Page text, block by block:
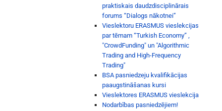
praktiskais daudzdisciplinārais
forums “Dialogs nākotnei”
Vieslektoru ERASMUS vieslekcijas
par tēmam “Turkish Economy” ,
"CrowdFunding" un "Algorithmic
Trading and High-Frequency
Trading"
BSA pasniedzeju kvalifikācijas
paaugstināšanas kursi
Vieslektores ERASMUS vieslekcija
Nodarbības pasniedzējiem!